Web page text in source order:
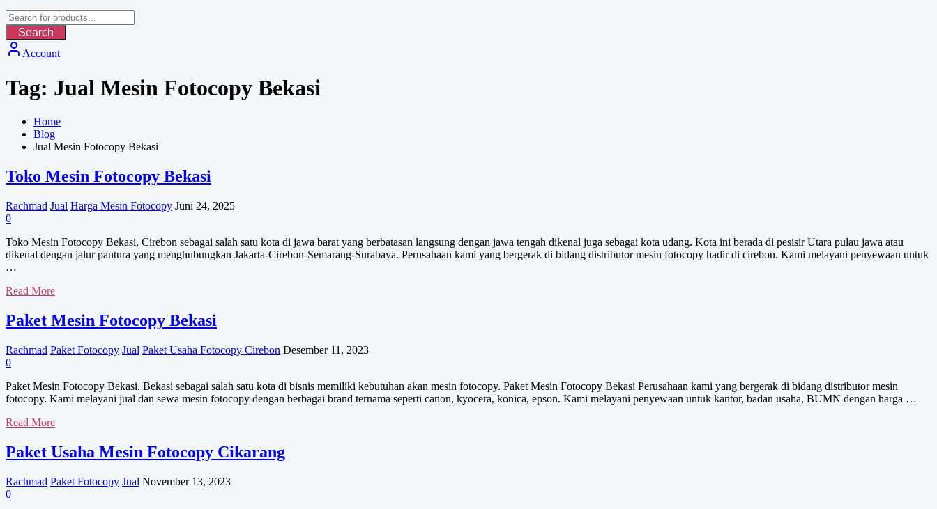
Search
Account
Tag: Jual Mesin Fotocopy Bekasi
Home
Blog
Jual Mesin Fotocopy Bekasi
Toko Mesin Fotocopy Bekasi
Rachmad Jual Harga Mesin Fotocopy Juni 24, 2025
0
Toko Mesin Fotocopy Bekasi, Cirebon sebagai salah satu kota di jawa barat yang berbatasan langsung dengan jawa tengah dikenal juga sebagai kota udang. Kota ini berada di pesisir Utara pulau jawa atau
dikenal dengan jalur pantura yang menghubungkan Jakarta-Cirebon-Semarang-Surabaya. Perusahaan kami yang bergerak di bidang distributor mesin fotocopy hadir di cirebon. Kami melayani penyewaan untuk
…
Toko
Fotocopy
Bekasi
Read More
Paket Mesin Fotocopy Bekasi
Rachmad Paket Fotocopy Jual Paket Usaha Fotocopy Cirebon Desember 11, 2023
0
Paket Mesin Fotocopy Bekasi. Bekasi sebagai salah satu kota di bisnis memiliki kebutuhan akan mesin fotocopy. Paket Mesin Fotocopy Bekasi Perusahaan kami yang bergerak di bidang distributor mesin
fotocopy. Kami melayani jual dan sewa mesin fotocopy dengan berbagai brand ternama seperti canon, kyocera, konica, epson. Kami melayani penyewaan untuk kantor, badan usaha, BUMN dengan harga …
Paket
Fotocopy
Bekasi
Read More
Paket Usaha Mesin Fotocopy Cikarang
Rachmad Paket Fotocopy Jual November 13, 2023
0